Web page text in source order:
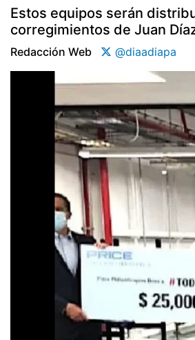
Estos equipos serán
corregimientos de Juan
Redacción Web @diaadiapa